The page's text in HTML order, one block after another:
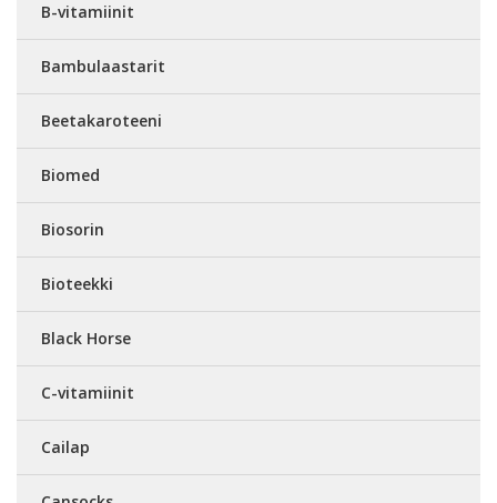
B-vitamiinit
Bambulaastarit
Beetakaroteeni
Biomed
Biosorin
Bioteekki
Black Horse
C-vitamiinit
Cailap